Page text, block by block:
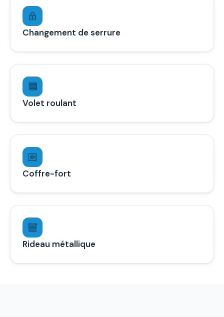
Changement de serrure
Volet roulant
Coffre-fort
Rideau métallique